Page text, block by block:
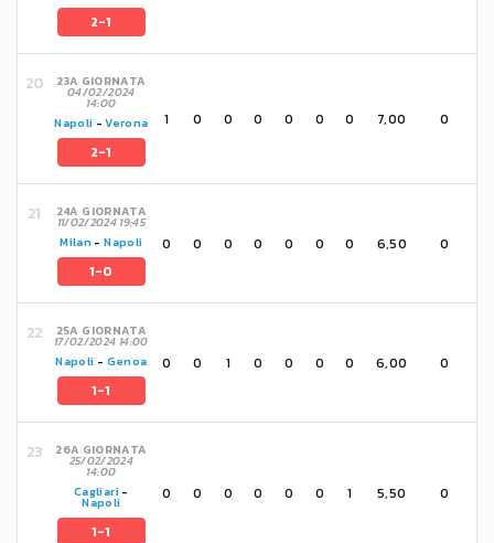
2-1
23A GIORNATA
04/02/2024
14:00
Napoli -Verona
2-1
1 0 0 0 0 0 0 7,00 0
24A GIORNATA
11/02/2024 19:45
Milan -Napoli
1-0
0 0 0 0 0 0 0 6,50 0
25A GIORNATA
17/02/2024 14:00
Napoli - Genoa
1-1
0 0 1 0 0 0 0 6,00 0
26A GIORNATA
25/02/2024
14:00
Cagliari-
Napoli
1-1
0 0 0 0 0 0 1 5,50 0